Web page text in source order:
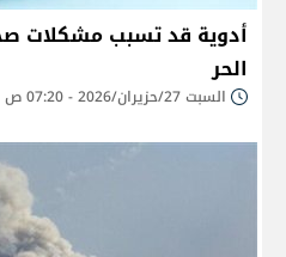
أدوية قد تسبب مشكلات
الحر
السبت 27/حزيران/2026 - 07:20 ص